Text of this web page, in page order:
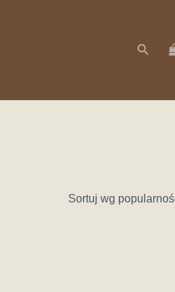
Szukaj